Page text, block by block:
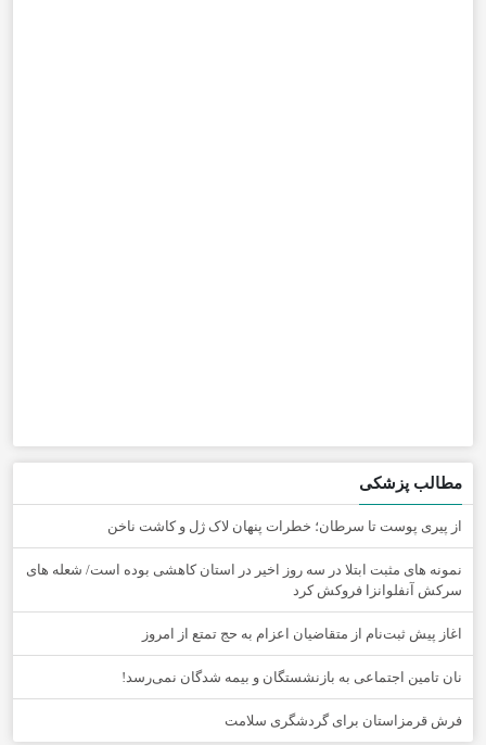
مطالب پزشکی
از پیری پوست تا سرطان؛ خطرات پنهان لاک ژل و کاشت ناخن
نمونه های مثبت ابتلا در سه روز اخیر در استان کاهشی بوده است/ شعله های
سرکش آنفلوانزا فروکش کرد
اغاز پیش ثبت‌نام از متقاضیان اعزام به حج تمتع از امروز
نان تامین اجتماعی به بازنشستگان و بیمه شدگان نمی‌رسد!
فرش قرمزاستان برای گردشگری سلامت